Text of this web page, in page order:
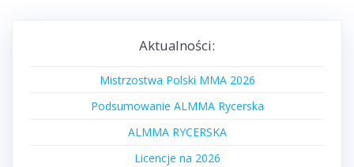
Aktualności:
Mistrzostwa Polski MMA 2026
Podsumowanie ALMMA Rycerska
ALMMA RYCERSKA
Licencje na 2026